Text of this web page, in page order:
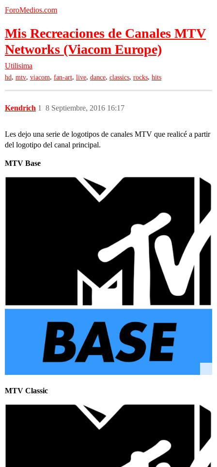
ForoMedios.com
Mis Recreaciones de Canales MTV
Networks (Viacom Europe)
Utilisima
hd, mtv, viacom, fan-art, live, dance, classics, rocks, hits
Kendrich 8 Septiembre, 2016 16:17
1
Les dejo una serie de logotipos de canales MTV que realicé a partir
del logotipo del canal principal.
MTV Base
MTV Classic